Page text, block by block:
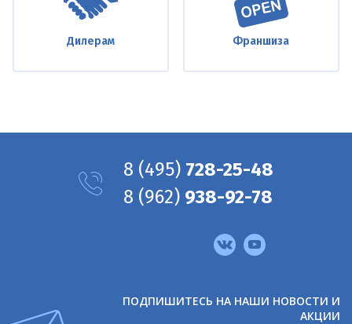
Дилерам Франшиза
ПОДПИШИТЕСЬ НА НАШИ НОВОСТИ И
АКЦИИ
8 (495) 728-25-48
8 (962) 938-92-78